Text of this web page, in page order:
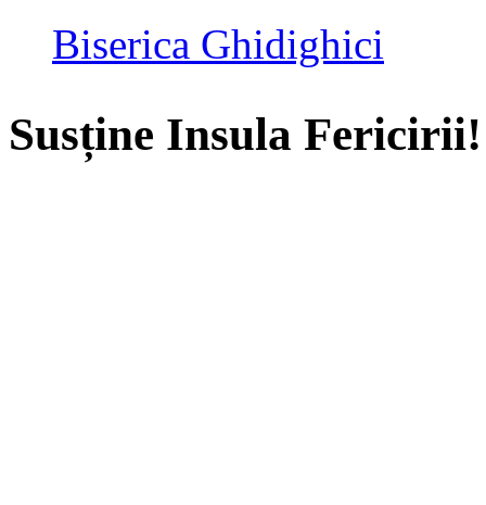
Biserica Ghidighici
Susține Insula Fericirii!